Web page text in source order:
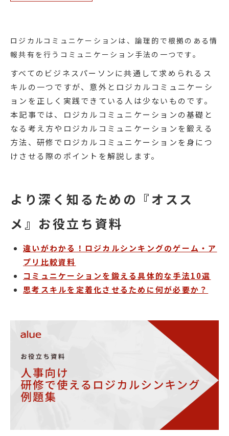
ロジカルコミュニケーションは、論理的で根拠のある情
報共有を行うコミュニケーション手法の一つです。
すべてのビジネスパーソンに共通して求められるス
キルの一つですが、意外とロジカルコミュニケーシ
ョンを正しく実践できている人は少ないものです。
本記事では、ロジカルコミュニケーションの基礎と
なる考え方やロジカルコミュニケーションを鍛える
方法、研修でロジカルコミュニケーションを身につ
けさせる際のポイントを解説します。
より深く知るための『オスス
メ』お役立ち資料
違いがわかる！ロジカルシンキングのゲーム・ア
プリ比較資料
コミュニケーションを鍛える具体的な手法10選
思考スキルを定着化させるために何が必要か？